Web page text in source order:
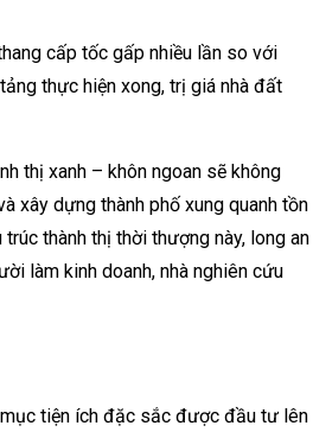
cấp tốc gấp nhiều lần so với
thực hiện xong, trị giá nhà đất
thị xanh – khôn ngoan sẽ không
xây dựng thành phố xung quanh tồn
thành thị thời thượng này, long an
làm kinh doanh, nhà nghiên cứu
tiện ích đặc sắc được đầu tư lên